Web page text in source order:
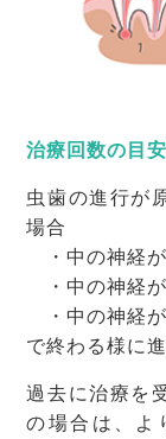
治療回数の目安
虫歯の進行が
場合
・中の神経
・中の神経
・中の神経
で終わる様に
過去に治療を
の場合は、よ